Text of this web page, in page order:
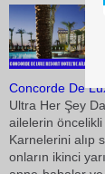
Concorde De
Ultra Her Şey
ailelerin
Karnelerini alıp
onların ikinci